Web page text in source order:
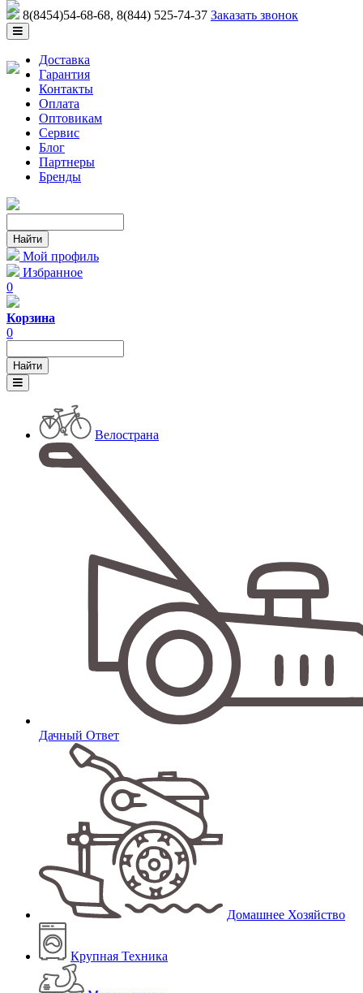
8(8454)54-68-68, 8(844) 525-74-37 Заказать звонок
Доставка
Гарантия
Контакты
Оплата
Оптовикам
Сервис
Блог
Партнеры
Бренды
Мой профиль
Избранное
0
Корзина
0
Велострана
Дачный Ответ
Домашнее Хозяйство
Крупная Техника